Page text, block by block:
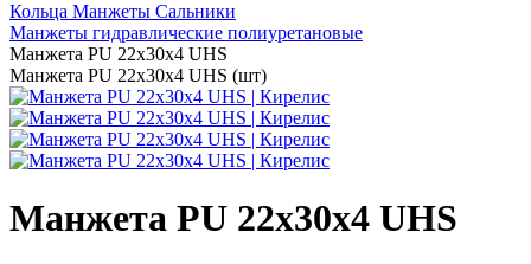
Кольца Манжеты Сальники
Манжеты гидравлические полиуретановые
Манжета PU 22х30х4 UHS
Манжета PU 22х30х4 UHS (шт)
Манжета PU 22х30х4 UHS